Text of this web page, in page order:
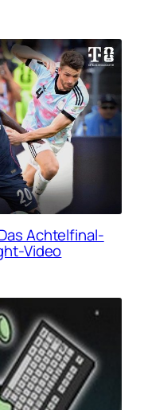
Achtelfinal-
Video